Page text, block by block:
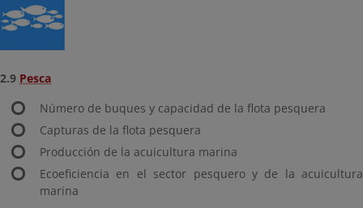
2.9 Pesca
Número de buques y capacidad de la flota pesquera
Capturas de la flota pesquera
Producción de la acuicultura marina
Ecoeficiencia en el sector pesquero y de la acuicultura
marina